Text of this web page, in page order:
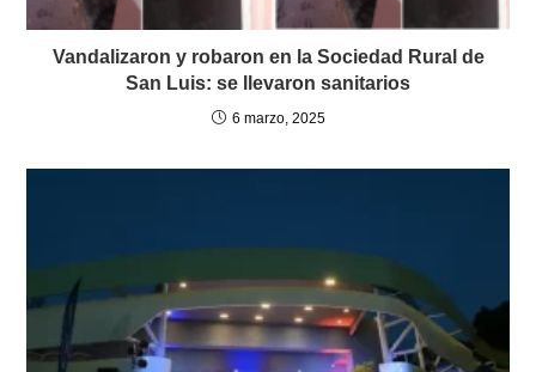
Vandalizaron y robaron en la Sociedad Rural de
San Luis: se llevaron sanitarios
6 marzo, 2025